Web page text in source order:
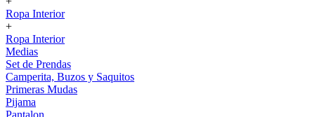
Ropa Interior
+
Ropa Interior
Medias
Set de Prendas
Camperita, Buzos y Saquitos
Primeras Mudas
Pijama
Pantalon